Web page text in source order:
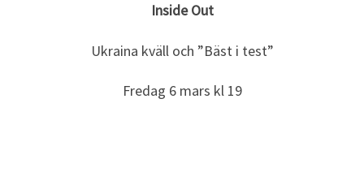
Inside Out
Ukraina kväll och ”Bäst i test”
Fredag 6 mars kl 19